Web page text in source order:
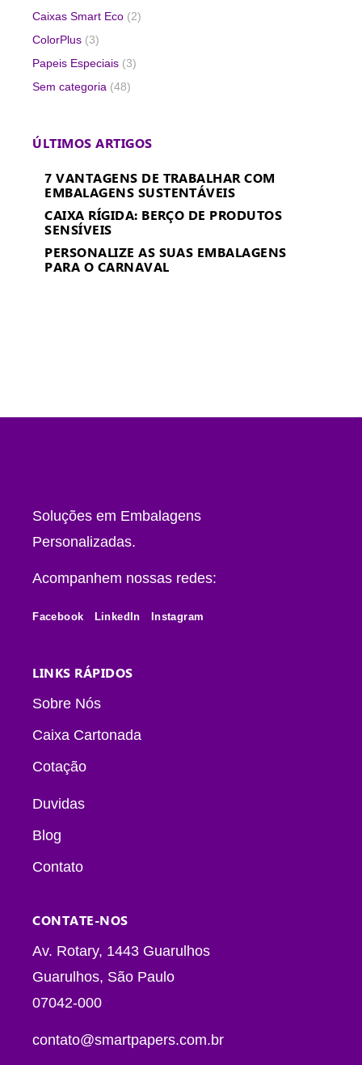
Caixas Smart Eco (2)
ColorPlus (3)
Papeis Especiais (3)
Sem categoria (48)
ÚLTIMOS ARTIGOS
7 VANTAGENS DE TRABALHAR COM
EMBALAGENS SUSTENTÁVEIS
CAIXA RÍGIDA: BERÇO DE PRODUTOS
SENSÍVEIS
PERSONALIZE AS SUAS EMBALAGENS
PARA O CARNAVAL
Soluções em Embalagens
Personalizadas.
Acompanhem nossas redes:
Facebook LinkedIn Instagram
LINKS RÁPIDOS
Sobre Nós
Caixa Cartonada
Cotação
Duvidas
Blog
Contato
CONTATE-NOS
Av. Rotary, 1443 Guarulhos
Guarulhos, São Paulo
07042-000
contato@smartpapers.com.br